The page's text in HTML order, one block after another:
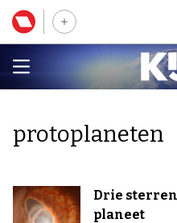
protoplaneten
Drie
planeet